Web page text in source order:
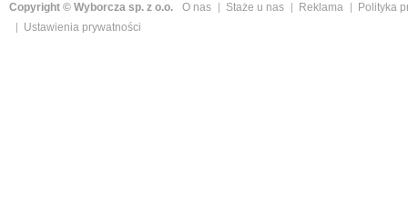
Copyright © Wyborcza sp. z o.o. O nas Staże u nas Reklama
Polityka
Ustawienia prywatności